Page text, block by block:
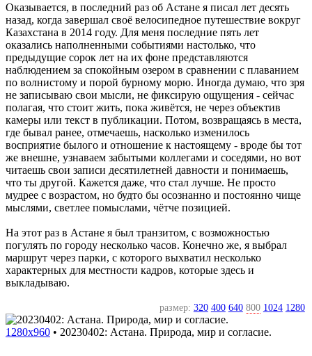
Оказывается, в последний раз об Астане я писал лет десять
назад, когда завершал своё велосипедное путешествие вокруг
Казахстана в 2014 году. Для меня последние пять лет
оказались наполненными событиями настолько, что
предыдущие сорок лет на их фоне представляются
наблюдением за спокойным озером в сравнении с плаванием
по волнистому и порой бурному морю. Иногда думаю, что зря
не записываю свои мысли, не фиксирую ощущения - сейчас
полагая, что стоит жить, пока живётся, не через объектив
камеры или текст в публикации. Потом, возвращаясь в места,
где бывал ранее, отмечаешь, насколько изменилось
восприятие былого и отношение к настоящему - вроде бы тот
же внешне, узнаваем забытыми коллегами и соседями, но вот
читаешь свои записи десятилетней давности и понимаешь,
что ты другой. Кажется даже, что стал лучше. Не просто
мудрее с возрастом, но будто бы осознанно и постоянно чище
мыслями, светлее помыслами, чётче позицией.
На этот раз в Астане я был транзитом, с возможностью
погулять по городу несколько часов. Конечно же, я выбрал
маршрут через парки, с которого выхватил несколько
характерных для местности кадров, которые здесь и
выкладываю.
размер: 320 400 640 800 1024 1280
1280x960 • 20230402: Астана. Природа, мир и согласие.